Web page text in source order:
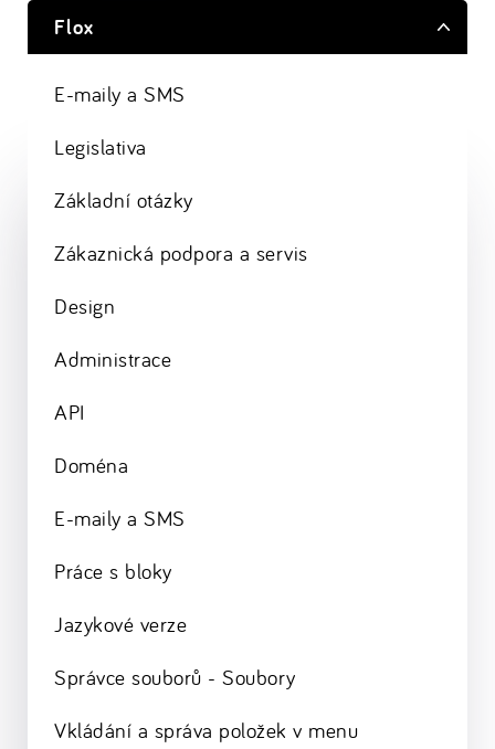
Flox
E-maily a SMS
Legislativa
Základní otázky
Zákaznická podpora a servis
Design
Administrace
API
Doména
E-maily a SMS
Práce s bloky
Jazykové verze
Správce souborů - Soubory
Vkládání a správa položek v menu